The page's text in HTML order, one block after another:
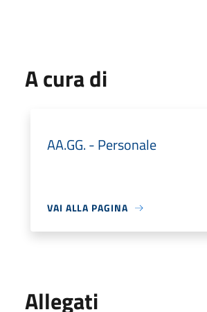
A cura di
AA.GG. - Personale
VAI ALLA PAGINA
Allegati